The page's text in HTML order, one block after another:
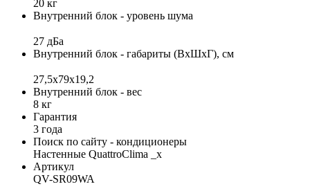
20 кг
Внутренний блок - уровень шума
27 дБа
Внутренний блок - габариты (ВхШхГ), см
27,5x79x19,2
Внутренний блок - вес
8 кг
Гарантия
3 года
Поиск по сайту - кондиционеры
Настенные QuattroClima _x
Артикул
QV-SR09WA